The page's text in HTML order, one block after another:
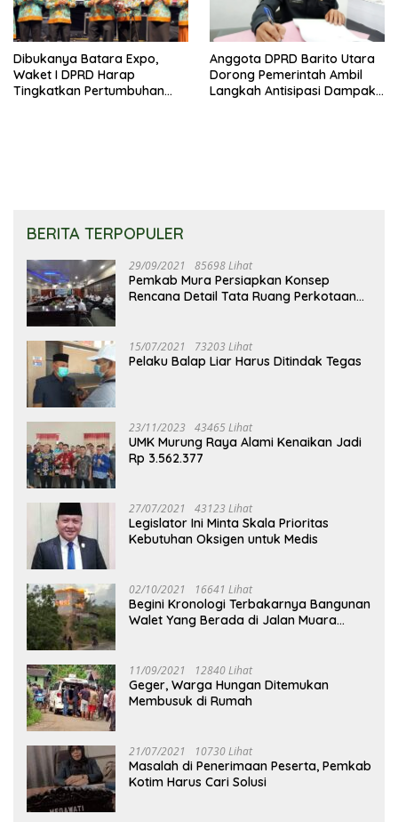
Dibukanya Batara Expo,
Waket I DPRD Harap
Tingkatkan Pertumbuhan
Anggota DPRD Barito Utara
Dorong Pemerintah Ambil
Langkah Antisipasi Dampak
BERITA TERPOPULER
29/09/2021 85698 Lihat
Pemkab Mura Persiapkan Konsep
Rencana Detail Tata Ruang Perkotaan
15/07/2021 73203 Lihat
Pelaku Balap Liar Harus Ditindak Tegas
23/11/2023 43465 Lihat
UMK Murung Raya Alami Kenaikan Jadi
Rp 3.562.377
27/07/2021 43123 Lihat
Legislator Ini Minta Skala Prioritas
Kebutuhan Oksigen untuk Medis
02/10/2021 16641 Lihat
Begini Kronologi Terbakarnya Bangunan
Walet Yang Berada di Jalan Muara
11/09/2021 12840 Lihat
Geger, Warga Hungan Ditemukan
Membusuk di Rumah
21/07/2021 10730 Lihat
Masalah di Penerimaan Peserta, Pemkab
Kotim Harus Cari Solusi